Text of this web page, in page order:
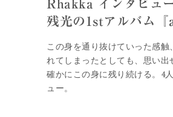
Rhakka インタビュ
残光の1stアルバム
この身を通り抜けていった感
れてしまったとしても、思い
確かにこの身に残り続ける。4
ュー。